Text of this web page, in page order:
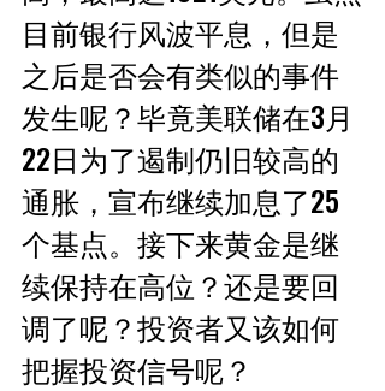
目前银行风波平息，但是
之后是否会有类似的事件
发生呢？毕竟美联储在3月
22日为了遏制仍旧较高的
通胀，宣布继续加息了25
个基点。接下来黄金是继
续保持在高位？还是要回
调了呢？投资者又该如何
把握投资信号呢？